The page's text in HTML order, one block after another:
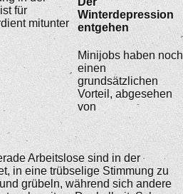
Winterdepression
entgehen
Minijobs haben noch
einen
grundsätzlichen
Vorteil, abgesehen
von
Arbeitslose sind in der
in eine trübselige Stimmung zu
grübeln, während sich andere